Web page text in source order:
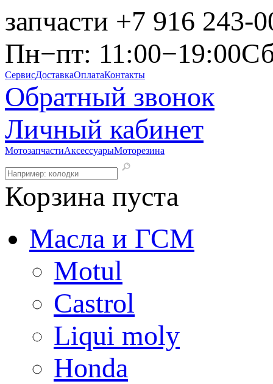
запчасти +7 916 243-
Пн−пт: 11:00−19:00
СервисДоставкаОплатаКонтакты
Обратный звонок
Личный кабинет
МотозапчастиАксессуарыМоторезина
Корзина пуста
Масла и ГСМ
Motul
Castrol
Liqui moly
Honda